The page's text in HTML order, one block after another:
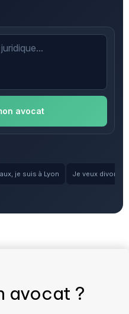
avocat
je suis à Lyon Je veux
avocat ?